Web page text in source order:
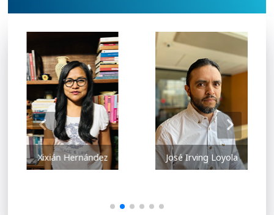
Xixián Hernández José Irving Loyola